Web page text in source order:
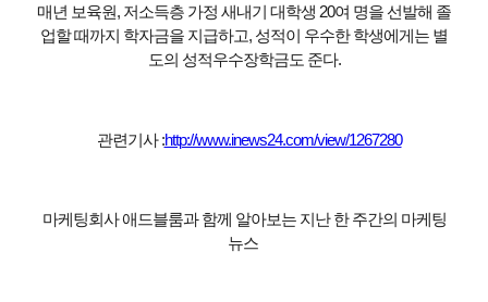
매년 보육원, 저소득층 가정 새내기 대학생 20여 명을 선발해 졸
업할 때까지 학자금을 지급하고, 성적이 우수한 학생에게는 별
도의 성적우수장학금도 준다.
관련기사 :http://www.inews24.com/view/1267280
마케팅회사 애드블룸과 함께 알아보는 지난 한 주간의 마케팅
뉴스